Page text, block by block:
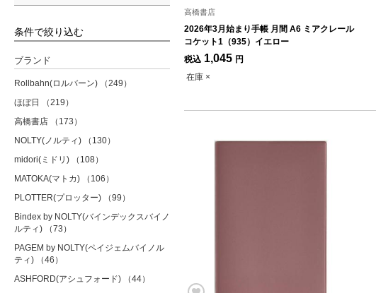
条件で絞り込む
ブランド
Rollbahn(ロルバーン)
（249）
ほぼ日
（219）
高橋書店
（173）
NOLTY(ノルティ)
（130）
midori(ミドリ)
（108）
MATOKA(マトカ)
（106）
PLOTTER(プロッター)
（99）
Bindex by NOLTY(バインデックスバイノ
ルティ)
（73）
PAGEM by NOLTY(ペイジェムバイノル
ティ)
（46）
ASHFORD(アシュフォード)
（44）
高橋書店
2026年3月始まり手帳 月間 A6 ミアクレール
コケット1（935）イエロー
税込 1,045 円
在庫 ×